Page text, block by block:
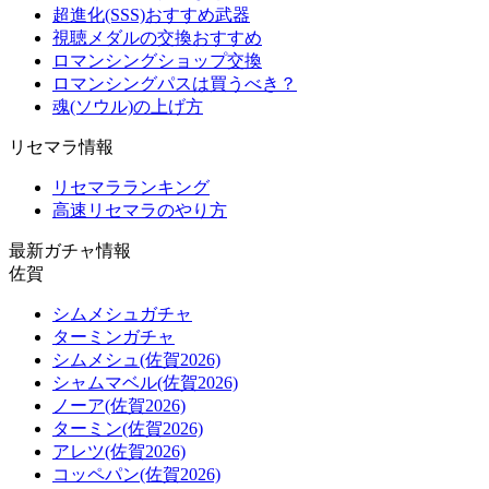
超進化(SSS)おすすめ武器
視聴メダルの交換おすすめ
ロマンシングショップ交換
ロマンシングパスは買うべき？
魂(ソウル)の上げ方
リセマラ情報
リセマラランキング
高速リセマラのやり方
最新ガチャ情報
佐賀
シムメシュガチャ
ターミンガチャ
シムメシュ(佐賀2026)
シャムマベル(佐賀2026)
ノーア(佐賀2026)
ターミン(佐賀2026)
アレツ(佐賀2026)
コッペパン(佐賀2026)